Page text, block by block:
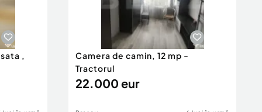
,
Camera de camin, 12 mp -
Tractorul
22.000 eur